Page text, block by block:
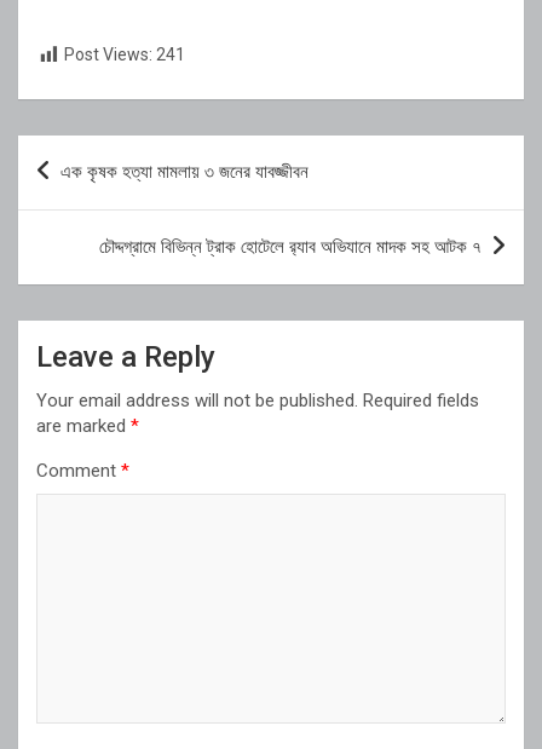
Post Views: 241
Post
navigation
এক কৃষক হত্যা মামলায় ৩ জনের যাবজ্জীবন
চৌদ্দগ্রামে বিভিন্ন ট্রাক হোটেলে র‍্যাব অভিযানে মাদক সহ আটক ৭
Leave a Reply
Your email address will not be published. Required fields
are marked *
Comment *